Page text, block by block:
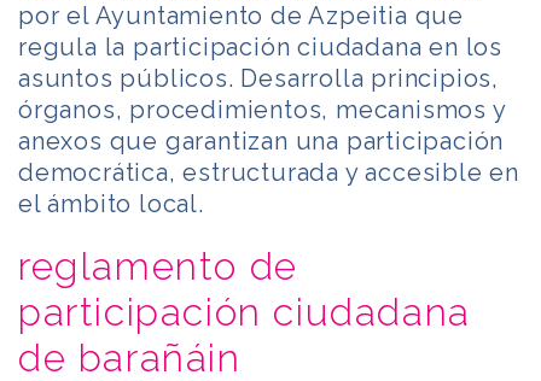
por el Ayuntamiento de Azpeitia que
regula la participación ciudadana en los
asuntos públicos. Desarrolla principios,
órganos, procedimientos, mecanismos y
anexos que garantizan una participación
democrática, estructurada y accesible en
el ámbito local.
reglamento de
participación ciudadana
de barañáin